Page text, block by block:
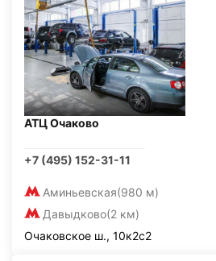
АТЦ Очаково
+7 (495) 152-31-11
Аминьевская(980 м)
Давыдково(2 км)
Очаковское ш., 10к2с2